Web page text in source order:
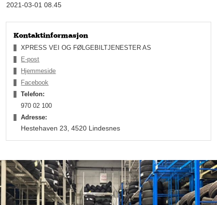
Dekker de fleste behov
Den rivende utviklingen gjorde at han ikke trengte å investere
en eneste krone i selskapet. Til å begynne med kjøpte han
hovedsakelig inn gamle biler som ble opprustet for lengre
2021-03-01 08.45
Kontaktinformasjon
XPRESS VEI OG FØLGEBILTJENESTER AS
E-post
Hjemmeside
Facebook
Telefon:
970 02 100
Adresse:
Hestehaven 23, 4520 Lindesnes